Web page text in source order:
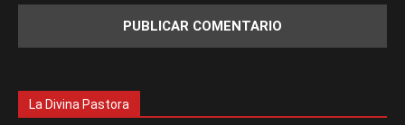
La Divina Pastora